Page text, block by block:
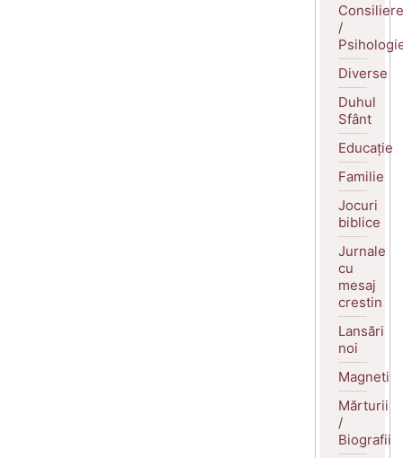
Consiliere
/
Diverse
Duhul
Sfânt
Educație
Familie
Jocuri
biblice
Jurnale
cu
mesaj
crestin
Lansări
noi
Magneti
Mărturii
/
Biografii